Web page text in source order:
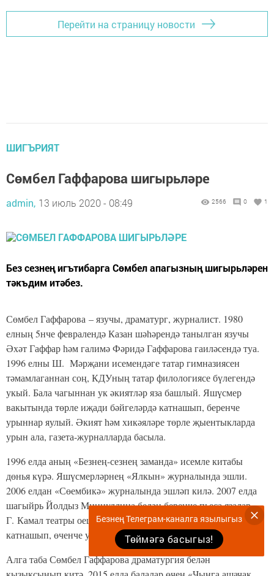
Перейти на страницу новости
ШИГЪРИЯТ
Сөмбел Гаффарова шигырьләре
admin, 13 июль 2020 - 08:49 2566 0 1
Без сезнең игътибарга Сөмбел апагызның шигырьләрен
тәкъдим итәбез.
Сөмбел Гаффарова – язучы, драматург, журналист. 1980
елның 5нче февралендә Казан шәһәрендә танылган язучы
Әхәт Гаффар һәм галимә Фәридә Гаффарова гаиләсендә туа.
1996 елны Ш. Мәрҗани исемендәге татар гимназиясен
тәмамлаганнан соң, КДУ­ның татар филологиясе бүлегендә
укый. Бала чагыннан ук әкиятләр яза башлый. Яшүсмер
вакытында төрле иҗади бәйгеләрдә катнашып, беренче
урыннар яулый. Әкият һәм хикәяләре төрле җыентыкларда
урын ала, газета-журналларда басыла.
1996 елда аның «­Безнең-сезнең заманда» исемле китабы
дөнья күрә. Яшүсмерләрнең «Ялкын» журналында эшли.
2006 елдан «Сөембикә» журналында эшләп килә. 2007 елда
шагыйрь Йолдыз Миңнуллина белән беренче пьеса язалар,
Г. Камал театры оештырган «Яңа татар пьесасы» бәйгесендә
катнашып, өченче урынга лаек табылалар.
Алга таба Сөмбел Гаффарова драматургия белән
Безнең Телеграм-каналга язылыгыз
Төймәгә басыгыз!